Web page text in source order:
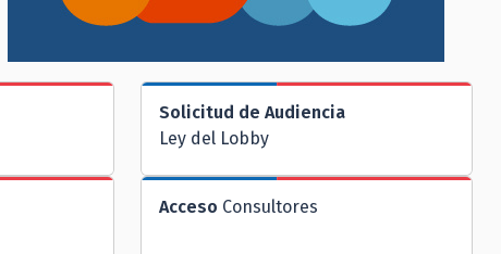
Solicitud de Audiencia
Ley del Lobby
Acceso Consultores